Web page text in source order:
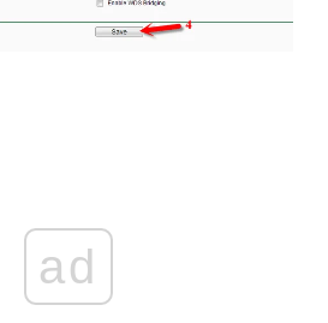
ad